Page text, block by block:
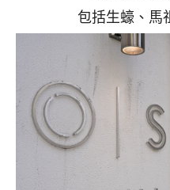
包括生蠔、馬